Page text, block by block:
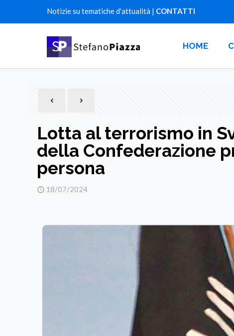
Notizie su tematiche d'attualità | CONTATTI
HOME
Lotta al terrorismo in
della Confederazione
persona
18/07/2024